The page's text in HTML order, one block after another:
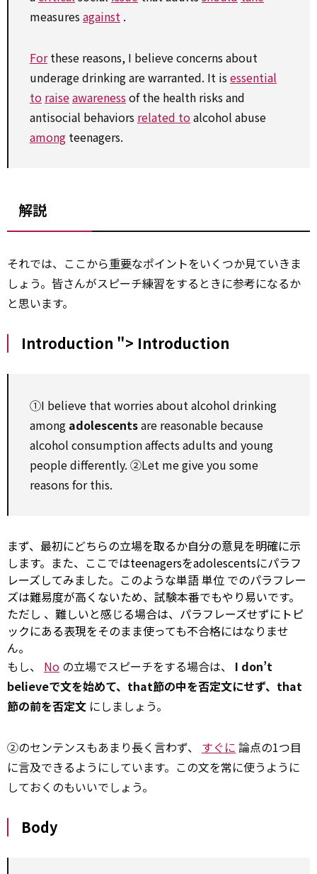
measures against .
Forthese reasons, I believe concerns about
underage drinking are warranted. It is essential
to raiseawareness of the health risks and
antisocial behaviors related toalcohol abuse
among teenagers.
解説
それでは、ここから重要なポイントをいくつか見ていきま
しょう。皆さんがスピーチ練習をするときに参考になるか
と思います。
Introduction "> Introduction
①I believe that worries about alcohol drinking
among adolescentsare reasonable because
alcohol consumptionaffects adults and young
people differently. ②Let me give you some
reasons forthis.
まず、最初にどちらの立場を取るか自分の意見を明確に示
します。また、ここではteenagersをadolescentsにパラフ
レーズしてみました。このような単語単位 でのパラフレー
ズは難易度が高くないため、試験本番でもやり易いです。
ただし 、難しいと感じる場合は、パラフレーズせずにトピ
ックにある表現をそのまま使っても不合格にはなりませ
ん。
もし、 No の立場でスピーチをする場合は、 I don’t
believeで文を始めて、that節の中を否定文にせず、that
節の前を否定文 にしましょう。
②のセンテンスもあまり長く言わず、 すぐに 論点の1つ目
に言及できるようにしています。この文を常に使うように
しておくのもいいでしょう。
Body